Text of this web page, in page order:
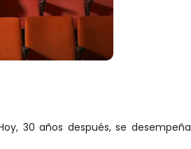
30 años después, se desempeña